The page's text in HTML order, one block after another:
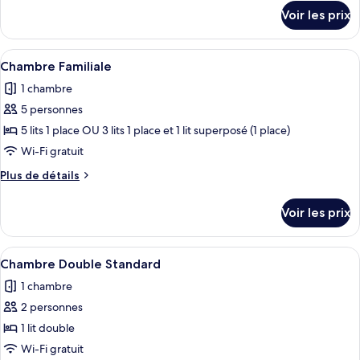
chambre :
Chambre
Simple
Économique
le
type
de
Chambre
Simple
Voir les prix
Afficher
toutes
les
photos
pour
ce
type
de
Chambre
Familiale
Une chambre d’hôtel avec trois lits,
7
Chambre Familiale
1 chambre
5 personnes
5 lits 1 place OU 3 lits 1 place et 1 lit superposé (1 place)
Wi-Fi gratuit
Plus de détails
Plus
le
type
de
Chambre
Familiale
Voir les prix
Afficher
toutes
les
photos
pour
ce
Une chambre d’hôtel avec un
6
Chambre Double Standard
1 chambre
2 personnes
1 lit double
Wi-Fi gratuit